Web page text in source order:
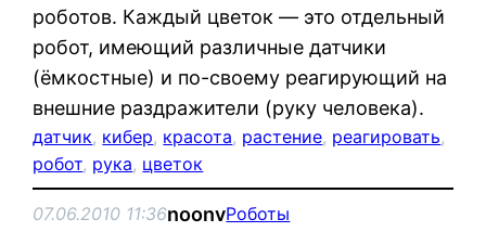
роботов. Каждый цветок — это отдельный
робот, имеющий различные датчики
(ёмкостные) и по-своему реагирующий на
внешние раздражители (руку человека).
датчик, кибер, красота, растение, реагировать
робот, рука, цветок
07.06.2010 11:36noonvРоботы